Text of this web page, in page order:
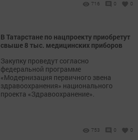
716 0 0
В Татарстане по нацпроекту приобретут
свыше 8 тыс. медицинских приборов
Закупку проведут согласно
федеральной программе
«Модернизация первичного звена
здравоохранения» национального
проекта «Здравоохранение».
753 0 0